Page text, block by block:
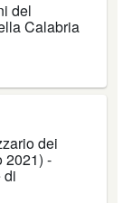
del
Calabria
dei
2021) -
di